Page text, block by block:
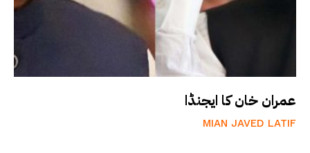
عمران خان کا ایجنڈا
MIAN JAVED LATIF